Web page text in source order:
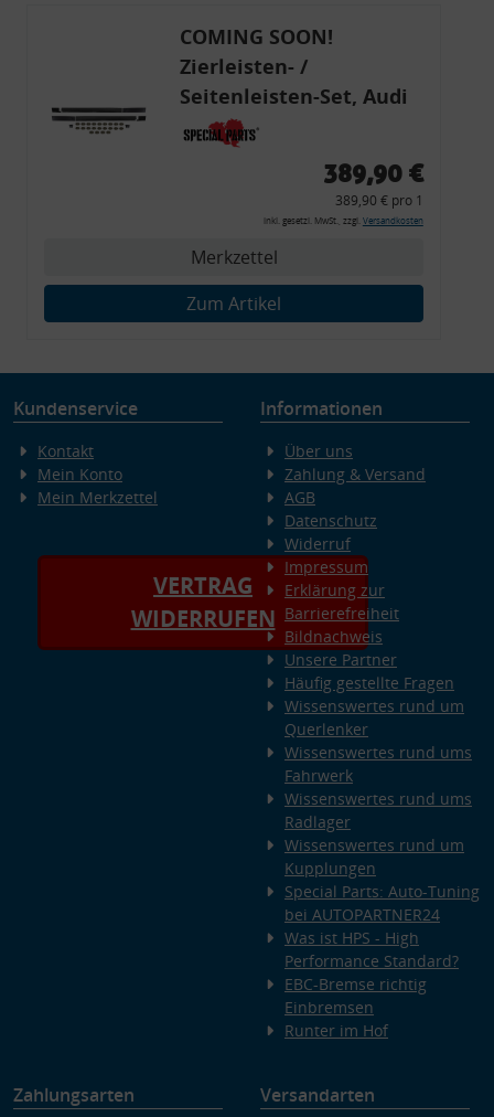
COMING SOON!
Zierleisten- /
Seitenleisten-Set, Audi
80 Cabrio, Coupe, S2, (6x
Zierleiste, 2x Kappe,
Montagewerkzeug)
389,90 €
389,90 € pro 1
inkl. gesetzl. MwSt., zzgl. Versandkosten
Merkzettel
Zum Artikel
Kundenservice
Kontakt
Mein Konto
Mein Merkzettel
VERTRAG
WIDERRUFEN
Informationen
Über uns
Zahlung & Versand
AGB
Datenschutz
Widerruf
Impressum
Erklärung zur
Barrierefreiheit
Bildnachweis
Unsere Partner
Häufig gestellte Fragen
Wissenswertes rund um
Querlenker
Wissenswertes rund ums
Fahrwerk
Wissenswertes rund ums
Radlager
Wissenswertes rund um
Kupplungen
Special Parts: Auto-Tuning
bei AUTOPARTNER24
Was ist HPS - High
Performance Standard?
EBC-Bremse richtig
Einbremsen
Runter im Hof
Zahlungsarten Versandarten